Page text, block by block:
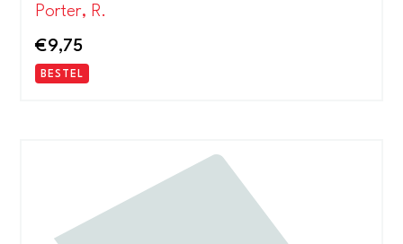
Porter, R.
€9,75
BESTEL